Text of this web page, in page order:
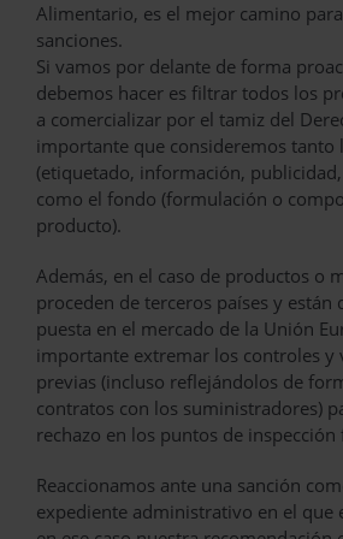
Alimentario, es el mejor camino
sanciones.
Si vamos por delante de forma
debemos hacer es filtrar todos los
a comercializar por el tamiz del
importante que consideremos tanto
(etiquetado, información,
como el fondo (formulación o
producto).
Además, en el caso de productos o
proceden de terceros países y están
puesta en el mercado de la Unión
importante extremar los controles y
previas (incluso reflejándolos de
contratos con los suministradores)
rechazo en los puntos de
Reaccionamos ante una sanción
expediente administrativo en el que